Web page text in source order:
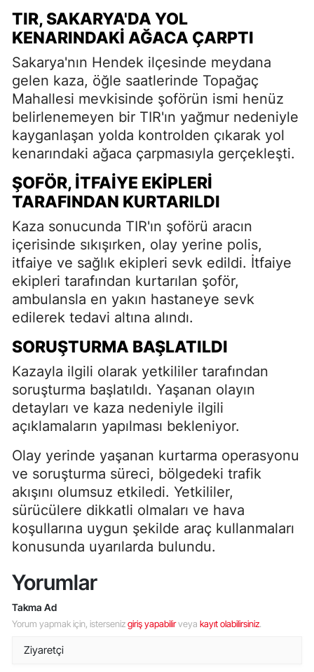
TIR, SAKARYA'DA YOL
KENARINDAKI AĞACA ÇARPTI
Sakarya'nın Hendek ilçesinde meydana
gelen kaza, öğle saatlerinde Topağaç
Mahallesi mevkisinde şoförün ismi henüz
belirlenemeyen bir TIR'ın yağmur nedeniyle
kayganlaşan yolda kontrolden çıkarak yol
kenarındaki ağaca çarpmasıyla gerçekleşti.
ŞOFÖR, İTFAIYE EKIPLERI
TARAFINDAN KURTARILDI
Kaza sonucunda TIR'ın şoförü aracın
içerisinde sıkışırken, olay yerine polis,
itfaiye ve sağlık ekipleri sevk edildi. İtfaiye
ekipleri tarafından kurtarılan şoför,
ambulansla en yakın hastaneye sevk
edilerek tedavi altına alındı.
SORUŞTURMA BAŞLATILDI
Kazayla ilgili olarak yetkililer tarafından
soruşturma başlatıldı. Yaşanan olayın
detayları ve kaza nedeniyle ilgili
açıklamaların yapılması bekleniyor.
Olay yerinde yaşanan kurtarma operasyonu
ve soruşturma süreci, bölgedeki trafik
akışını olumsuz etkiledi. Yetkililer,
sürücülere dikkatli olmaları ve hava
koşullarına uygun şekilde araç kullanmaları
konusunda uyarılarda bulundu.
Yorumlar
Takma Ad
Yorum yapmak için, istersenizgiriş yapabilirveya kayıt olabilirsiniz.